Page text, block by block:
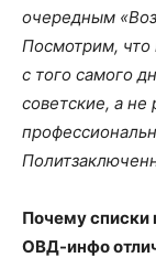
очередным
Посмотрим, что
с того самого
советские, а не
Почему
ОВД-инфо